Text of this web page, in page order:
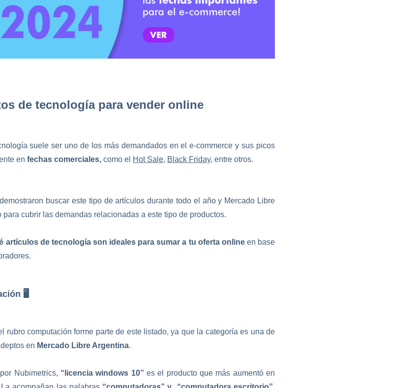
de tecnología para vender online
suele ser uno de los más demandados en el e-commerce y sus picos
en fechas comerciales, como el Hot Sale, Black Friday, entre otros.
buscar este tipo de artículos durante todo el año y Mercado Libre
cubrir las demandas relacionadas a este tipo de productos.
artículos de tecnología son ideales para sumar a tu oferta onlineen base
🖥️
rubro computación forme parte de este listado, ya que la categoría es una de
en Mercado Libre Argentina.
Nubimetrics, “licencia windows 10” es el producto que más aumentó en